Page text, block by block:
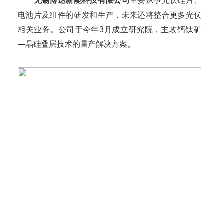
电池片及组件的研发和生产，未来还将整合更多光伏
相关业务。公司于今年3月成立研究院，主攻钙钛矿
—晶硅叠层技术的量产解决方案。